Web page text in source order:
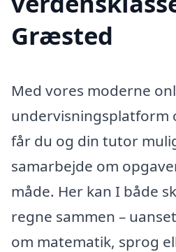
Græsted
Med vores moderne
undervisningsplatform
får du og din tutor
samarbejde om
måde. Her kan I både
regne sammen –
om matematik, sprog